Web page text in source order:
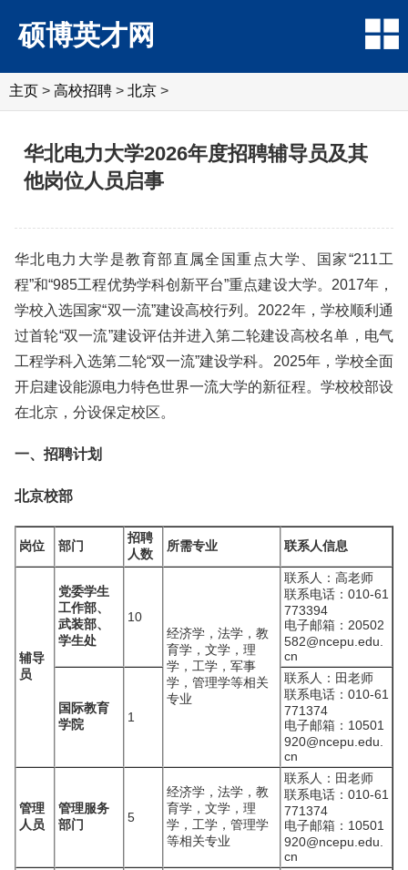
硕博英才网
主页 > 高校招聘 > 北京 >
华北电力大学2026年度招聘辅导员及其
他岗位人员启事
华北电力大学是教育部直属全国重点大学、国家“211工
程”和“985工程优势学科创新平台”重点建设大学。2017年，
学校入选国家“双一流”建设高校行列。2022年，学校顺利通
过首轮“双一流”建设评估并进入第二轮建设高校名单，电气
工程学科入选第二轮“双一流”建设学科。2025年，学校全面
开启建设能源电力特色世界一流大学的新征程。学校校部设
在北京，分设保定校区。
一、招聘计划
北京校部
岗位 部门
招聘
人数
所需专业 联系人信息
辅导
员
党委学生
工作部、
武装部、
学生处
10
经济学，法学，教
育学，文学，理
学，工学，军事
学，管理学等相关
专业
联系人：高老师
联系电话：010-61
773394
电子邮箱：20502
582@ncepu.edu.
cn
国际教育
学院
1
联系人：田老师
联系电话：010-61
771374
电子邮箱：10501
920@ncepu.edu.
cn
管理
人员
管理服务
部门
5
经济学，法学，教
育学，文学，理
学，工学，管理学
等相关专业
联系人：田老师
联系电话：010-61
771374
电子邮箱：10501
920@ncepu.edu.
cn